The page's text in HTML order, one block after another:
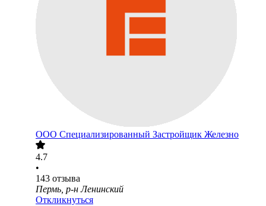
ООО Специализированный Застройщик Железно
4.7
•
143 отзыва
Пермь, р-н Ленинский
Откликнуться